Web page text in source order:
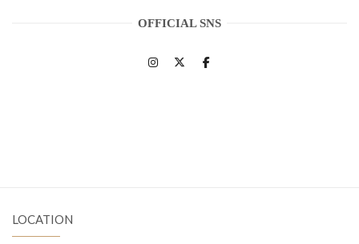
OFFICIAL SNS
LOCATION